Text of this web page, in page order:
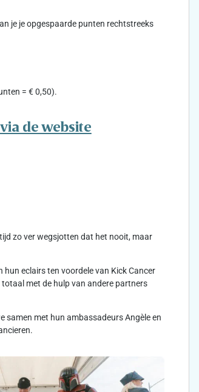
je je opgespaarde punten rechtstreeks
= € 0,50).
de website
zo ver wegsjotten dat het nooit, maar
hun eclairs ten voordele van Kick Cancer
met de hulp van andere partners
samen met hun ambassadeurs Angèle en